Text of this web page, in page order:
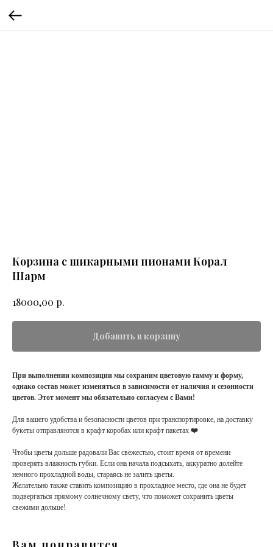
Корзина с шикарными пионами Корал
Шарм
18000,00 р.
Добавить в корзину
При выполнении композиции мы сохраним цветовую гамму и форму,
однако состав может изменяться в зависимости от наличия и сезонности
цветов. Этот момент мы обязательно согласуем с Вами!
Для вашего удобства и безопасности цветов при транспортировке, на доставку
букеты отправляются в крафт коробах или крафт пакетах ❤️
Чтобы цветы дольше радовали Вас свежестью, стоит время от времени
проверять влажность губки. Если она начала подсыхать, аккуратно долейте
немного прохладной воды, стараясь не залить цветы.
Желательно также ставить композицию в прохладное место, где она не будет
подвергаться прямому солнечному свету, что поможет сохранить цветы
свежими дольше!